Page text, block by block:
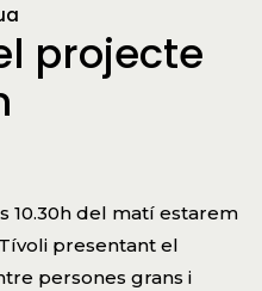
projecte
10.30h del matí estarem
presentant el
persones grans i